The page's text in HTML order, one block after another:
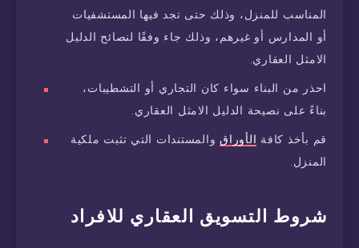
المناسب للمنزل، وذلك حتى تجد فيها المستشفيات
أو المدارس أو غيرهم، وذلك جاء وفقًا لنصائح الدليل
الامثل العقاري.
احذر من البناء سواء كان التجاري أو التشطيبات،
بناءً على نصيحة الدليل الامثل العقاري.
قم بأخذ كافة الأوراق والمستندات التي تثبت ملكية
المنزل.
شروط التسويق العقاري للافراد